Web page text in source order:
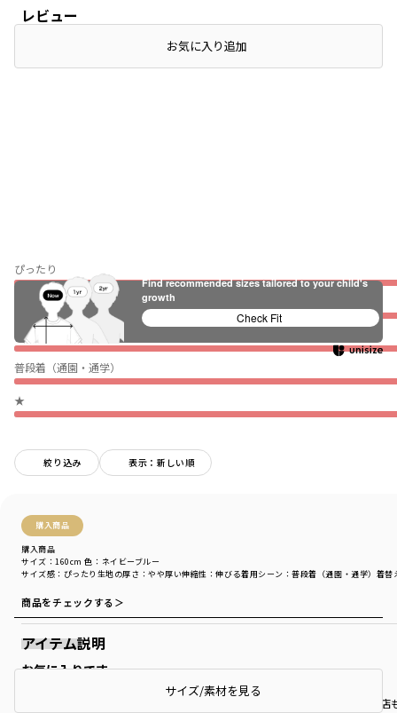
レビュー
ぴったり
伸びない
普段着（通園・通学）
★
絞り込み 表示：新しい順
購入商品
購入商品
サイズ感 ：ぴったり 生地の厚さ ：やや厚い伸縮性 ：伸びる着用シーン ：普段着（通園・通学） 着替
サイズ：160cm 色：ネイビーブルー
商品をチェックする＞
お気に入りです
小学5年の娘用ですが、色と形を気に入り160cmを購入しました。どこのお
お気に入り追加
アイテム説明
サイズ/素材を見る
Find recommended sizes tailored to your child's
growth
Check Fit